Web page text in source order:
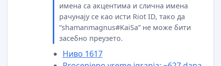
имена са акцентима и слична имена
рачунају се као исти Riot ID, тако да
“shamanmagnus#KaiSa” не може бити
засебно преузето.
Ниво 1617